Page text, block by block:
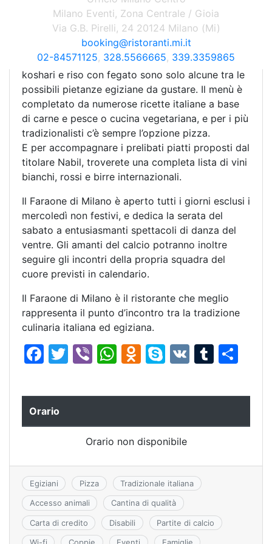
magnifico dehor esterno.
Il Faraone propone un ricco menù di piatti tipici
della cucina egiziana: cous cous o riso pilaf con
bamia, carne di manzo o pesce, paella egiziana,
koshari e riso con fegato sono solo alcune tra le
possibili pietanze egiziane da gustare. Il menù è
completato da numerose ricette italiane a base
di carne e pesce o cucina vegetariana, e per i più
tradizionalisti c’è sempre l’opzione pizza.
E per accompagnare i prelibati piatti proposti dal
titolare Nabil, troverete una completa lista di vini
bianchi, rossi e birre internazionali.
Il Faraone di Milano è aperto tutti i giorni esclusi i
mercoledì non festivi, e dedica la serata del
sabato a entusiasmanti spettacoli di danza del
ventre. Gli amanti del calcio potranno inoltre
seguire gli incontri della propria squadra del
cuore previsti in calendario.
Il Faraone di Milano è il ristorante che meglio
rappresenta il punto d’incontro tra la tradizione
culinaria italiana ed egiziana.
F
c
e
b
o
k
T
itt
Vi
er
W
at
A
p
p
O
n
kl
a
s
s
ni
ki
S
y
e
V
T
m
r
n
vi
Orario
Orario non disponibile
Egiziani Pizza Tradizionale italiana
Accesso animali Cantina di qualità
Carta di credito Disabili Partite di calcio
Milano Eventi, Zona Centrale / Gioia
Via G.B. Pirelli, 24 20124 Milano (Mi)
booking@ristoranti.mi.it
02-84571125, 328.5566665, 339.3359865